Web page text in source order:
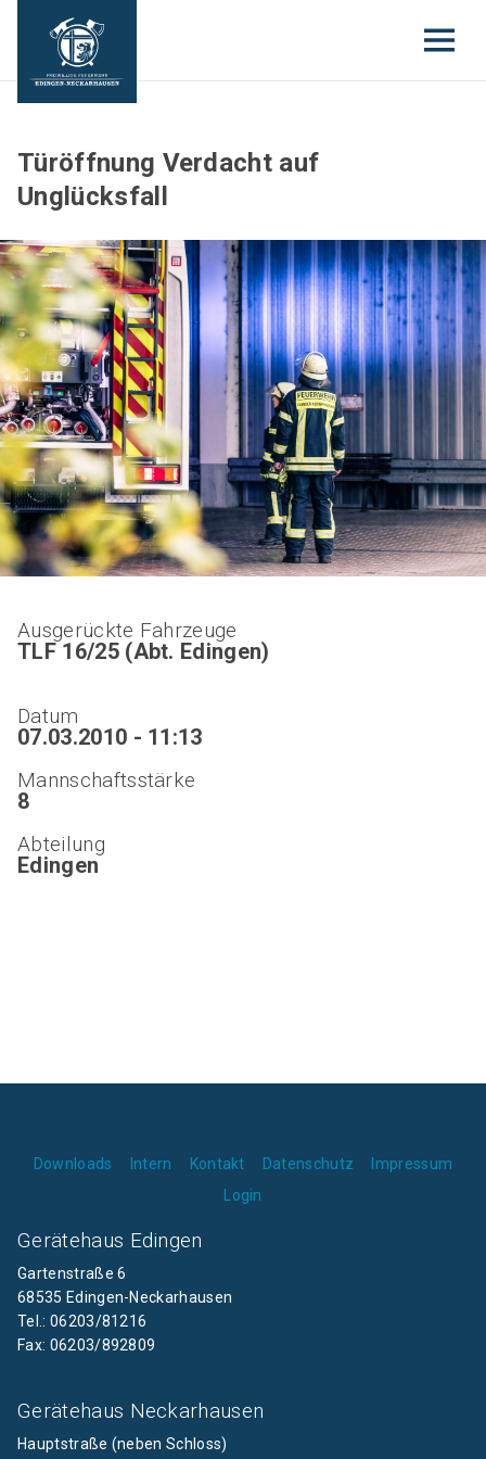
Türöffnung Verdacht auf
Unglücksfall
Ausgerückte Fahrzeuge
TLF 16/25 (Abt. Edingen)
Datum
07.03.2010 - 11:13
Mannschaftsstärke
8
Abteilung
Edingen
Downloads Intern Kontakt Datenschutz
Impressum
Login
Gerätehaus Edingen
Gartenstraße 6
68535 Edingen-Neckarhausen
Tel.: 06203/81216
Fax: 06203/892809
Gerätehaus Neckarhausen
Hauptstraße (neben Schloss)